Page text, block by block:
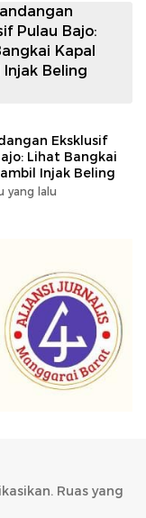
Eksklusif
Lihat Bangkai
Injak Beling
yang lalu
Ruas yang